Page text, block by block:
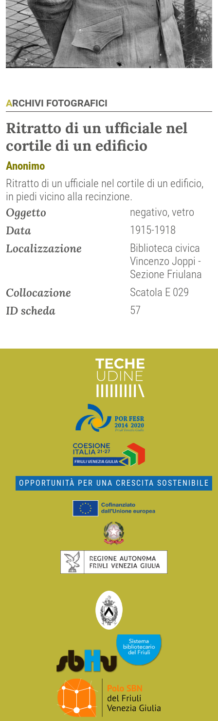
ARCHIVI FOTOGRAFICI
Ritratto di un ufficiale nel
cortile di un edificio
Anonimo
Ritratto di un ufficiale nel cortile di un edificio,
in piedi vicino alla recinzione.
Oggetto negativo, vetro
Data 1915-1918
Localizzazione
Biblioteca civica
Vincenzo Joppi -
Sezione Friulana
Collocazione Scatola E 029
ID scheda 57
OPPORTUNITÀ PER UNA CRESCITA SOSTENIBILE